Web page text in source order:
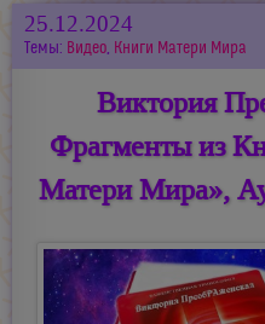
25.12.2024
Темы: Видео, Книги Матери Мира
Виктория
Фрагменты из
Матери Мира»,